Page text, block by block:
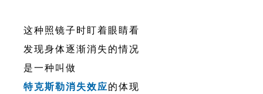
这种照镜子时盯着眼睛看
发现身体逐渐消失的情况
是一种叫做
特克斯勒消失效应的体现